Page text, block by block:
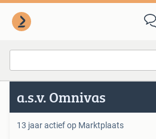
Alle afstanden…
Van deze adverteerder
a.s.v. Omnivas
13 jaar actief op Marktplaats